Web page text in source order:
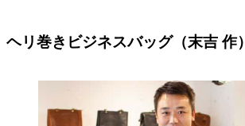
ヘリ巻きビジネスバッグ（末吉 作）